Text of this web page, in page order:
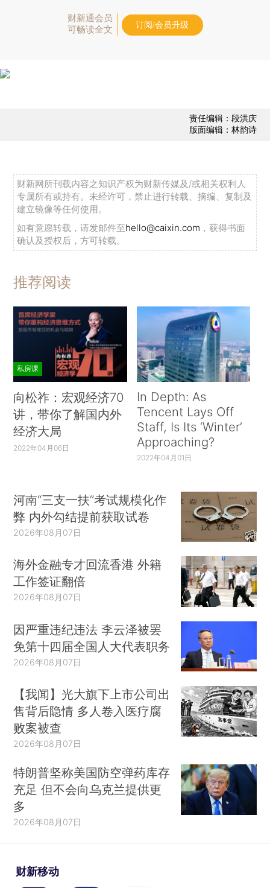
财新通会员
可畅读全文
订阅/会员升级
责任编辑：段洪庆
版面编辑：林韵诗
财新网所刊载内容之知识产权为财新传媒及/或相关权利人
专属所有或持有。未经许可，禁止进行转载、摘编、复制及
建立镜像等任何使用。
如有意愿转载，请发邮件至hello@caixin.com ，获得书面
确认及授权后，方可转载。
推荐阅读
私房课
向松祚：宏观经济70
讲，带你了解国内外
经济大局
2022年04月06日
In Depth: As
Tencent Lays Off
Staff, Is Its ‘Winter’
Approaching?
2022年04月01日
河南“三支一扶”考试规模化作
弊 内外勾结提前获取试卷
2026年08月07日
海外金融专才回流香港 外籍
工作签证翻倍
2026年08月07日
因严重违纪违法 李云泽被罢
免第十四届全国人大代表职务
2026年08月07日
【我闻】光大旗下上市公司出
售背后隐情 多人卷入医疗腐
败案被查
2026年08月07日
特朗普坚称美国防空弹药库存
充足 但不会向乌克兰提供更
多
2026年08月07日
财新移动